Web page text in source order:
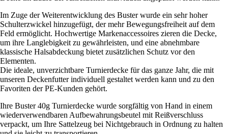
Im Zuge der Weiterentwicklung des Buster wurde ein sehr hoher
Schulterzwickel hinzugefügt, der mehr Bewegungsfreiheit auf dem
Feld ermöglicht. Hochwertige Markenaccessoires zieren die Decke,
um ihre Langlebigkeit zu gewährleisten, und eine abnehmbare
klassische Halsabdeckung bietet zusätzlichen Schutz vor den
Elementen.
Die ideale, unverzichtbare Turnierdecke für das ganze Jahr, die mit
unseren Deckenfutter individuell gestaltet werden kann und zu den
Favoriten der PE-Kunden gehört.
Ihre Buster 40g Turnierdecke wurde sorgfältig von Hand in einem
wiederverwendbaren Aufbewahrungsbeutel mit Reißverschluss
verpackt, um Ihre Sattelzeug bei Nichtgebrauch in Ordnung zu halten